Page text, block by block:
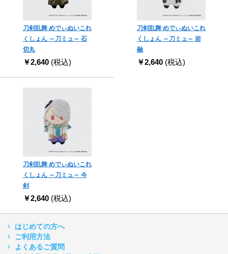
刀剣乱舞 めでぃぬいこれ
くしょん ～刀ミュ～ 石
切丸
￥2,640 (税込)
刀剣乱舞 めでぃぬいこれ
くしょん ～刀ミュ～ 岩
融
￥2,640 (税込)
刀剣乱舞 めでぃぬいこれ
くしょん ～刀ミュ～ 今
剣
￥2,640 (税込)
はじめての方へ
ご利用方法
よくあるご質問